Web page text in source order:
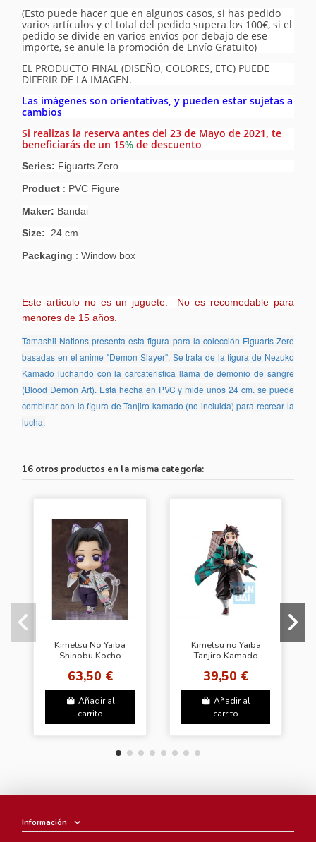
(Esto puede hacer que en algunos casos, si has pedido
varios artículos y el total del pedido supera los 100€, si el
pedido se divide en varios envíos por debajo de ese
importe, se anule la promoción de Envío Gratuito)
EL PRODUCTO FINAL (DISEÑO, COLORES, ETC) PUEDE
DIFERIR DE LA IMAGEN.
Las imágenes son orientativas, y pueden estar sujetas a
cambios
Si realizas la reserva antes del 23 de Mayo de 2021, te
beneficiarás de un 15% de descuento
Series: Figuarts Zero
Product : PVC Figure
Maker: Bandai
Size: 24 cm
Packaging : Window box
Este artículo no es un juguete. No es recomedable para
menores de 15 años.
Tamashii Nations presenta esta figura para la colección Figuarts Zero
basadas en el anime "Demon Slayer". Se trata de la figura de Nezuko
Kamado luchando con la carcateristica llama de demonio de sangre
(Blood Demon Art). Está hecha en PVC y mide unos 24 cm. se puede
combinar con la figura de Tanjiro kamado (no incluida) para recrear la
lucha.
16 otros productos en la misma categoría:
Kimetsu No Yaiba
Shinobu Kocho
63,50 €
Añadir al
carrito
Kimetsu no Yaiba
Tanjiro Kamado
Fourth
39,50 €
Añadir al
carrito
Información